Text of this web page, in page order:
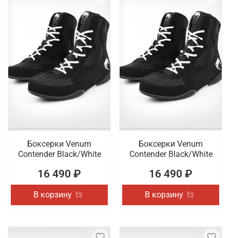
Боксерки Venum
Contender Black/White
16 490 ₽
В корзину
Боксерки Venum
Contender Black/White
16 490 ₽
В корзину